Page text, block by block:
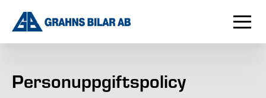
Personuppgiftspolicy